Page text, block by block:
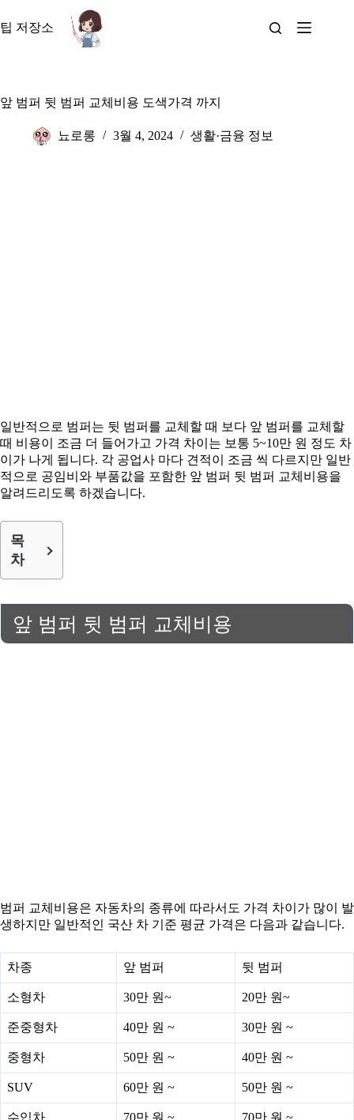
문
뛰
팁 저장소
앞 범퍼 뒷 범퍼 교체비용 도색가격 까지
뇨로롱 3월 4, 2024 생활·금융 정보
일반적으로 범퍼는 뒷 범퍼를 교체할 때 보다 앞 범퍼를 교체할
때 비용이 조금 더 들어가고 가격 차이는 보통 5~10만 원 정도 차
이가 나게 됩니다. 각 공업사 마다 견적이 조금 씩 다르지만 일반
적으로 공임비와 부품값을 포함한 앞 범퍼 뒷 범퍼 교체비용을
알려드리도록 하겠습니다.
목
차
앞 범퍼 뒷 범퍼 교체비용
범퍼 교체비용은 자동차의 종류에 따라서도 가격 차이가 많이 발
생하지만 일반적인 국산 차 기준 평균 가격은 다음과 같습니다.
차종 앞 범퍼 뒷 범퍼
소형차 30만 원~ 20만 원~
준중형차 40만 원 ~ 30만 원 ~
중형차 50만 원 ~ 40만 원 ~
SUV 60만 원 ~ 50만 원 ~
수입차 70만 원 ~
70만 원 ~